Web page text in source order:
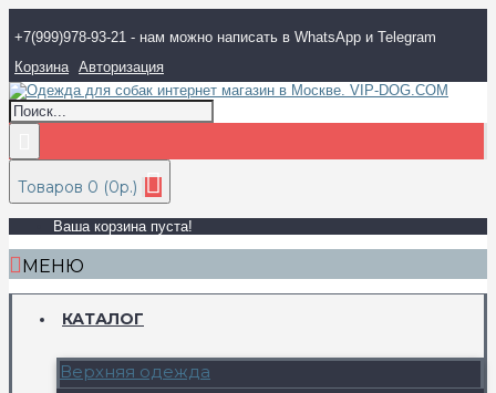
+7(999)978-93-21 - нам можно написать в WhatsApp и Telegram
Корзина Авторизация
Товаров 0 (0р.)
Ваша корзина пуста!
МЕНЮ
КАТАЛОГ
Верхняя одежда